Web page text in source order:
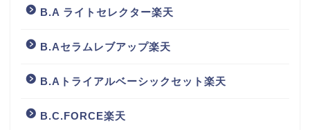
B.A ライトセレクター楽天
B.Aセラムレブアップ楽天
B.Aトライアルベーシックセット楽天
B.C.FORCE楽天